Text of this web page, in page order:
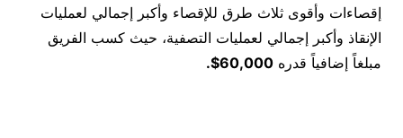
إقصاءات وأقوى ثلاث طرق للإقصاء وأكبر إجمالي لعمليات
الإنقاذ وأكبر إجمالي لعمليات التصفية، حيث كسب الفريق
مبلغاً إضافياً قدره 60,000
$
.